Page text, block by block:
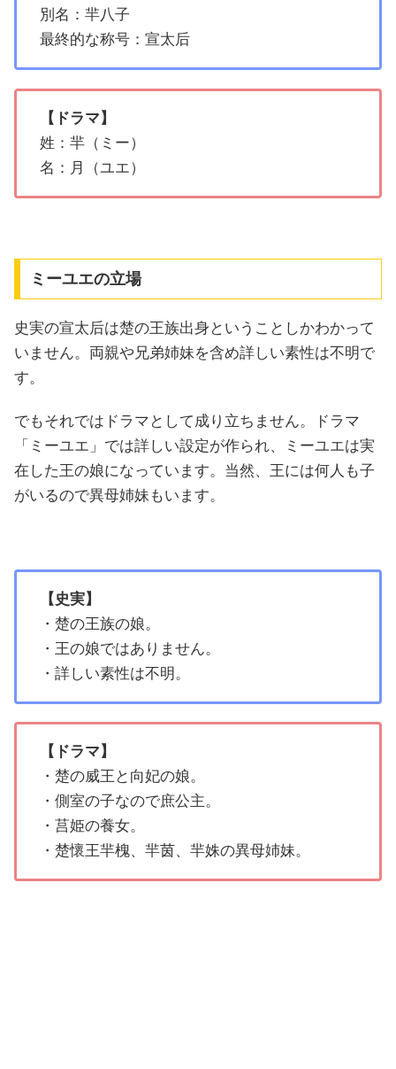
別名：羋八子
最終的な称号：宣太后
【ドラマ】
姓：羋（ミー）
名：月（ユエ）
ミーユエの立場
史実の宣太后は楚の王族出身ということしかわかって
いません。両親や兄弟姉妹を含め詳しい素性は不明で
す。
でもそれではドラマとして成り立ちません。ドラマ
「ミーユエ」では詳しい設定が作られ、ミーユエは実
在した王の娘になっています。当然、王には何人も子
がいるので異母姉妹もいます。
【史実】
・楚の王族の娘。
・王の娘ではありません。
・詳しい素性は不明。
【ドラマ】
・楚の威王と向妃の娘。
・側室の子なので庶公主。
・莒姫の養女。
・楚懷王羋槐、羋茵、羋姝の異母姉妹。